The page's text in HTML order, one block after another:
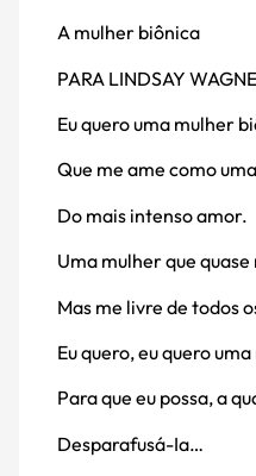
A mulher biônica
PARA LINDSAY
Eu quero uma mulher
Que me ame como
Do mais intenso amor.
Uma mulher que
Mas me livre de todos
Eu quero, eu quero
Para que eu possa, a
Desparafusá-Ia…